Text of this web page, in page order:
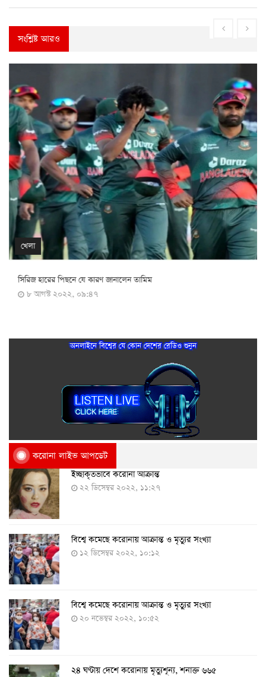
সংশ্লিষ্ট আরও
খেলা
সিরিজ হারের পিছনে যে কারণ জানালেন তামিম
৮ আগস্ট ২০২২, ০৯:৪৭
অনলাইনে বিশ্বের যে কোন দেশের রেডিও শুনুন
করোনা লাইভ আপডেট
ইচ্ছাকৃতভাবে করোনা আক্রান্ত
২২ ডিসেম্বর ২০২২, ১১:২৭
বিশ্বে কমেছে করোনায় আক্রান্ত ও মৃত্যুর সংখ্যা
১২ ডিসেম্বর ২০২২, ১০:১২
বিশ্বে কমেছে করোনায় আক্রান্ত ও মৃত্যুর সংখ্যা
২০ নভেম্বর ২০২২, ১০:৫২
২৪ ঘণ্টায় দেশে করোনায় মৃত্যুশূন্য, শনাক্ত ৬৬৫